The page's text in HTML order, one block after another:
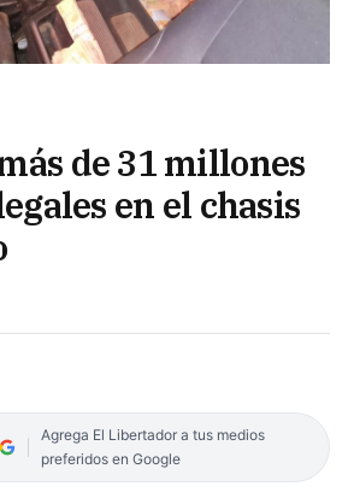
de 31 millones
en el chasis
Agrega El Libertador a tus medios
preferidos en Google